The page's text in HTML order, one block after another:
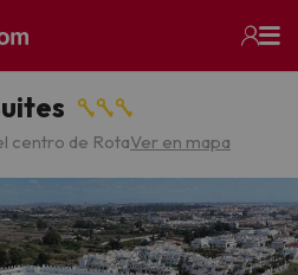
centro de RotaVer en mapa